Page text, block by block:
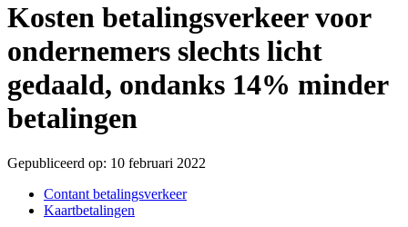
Kosten betalingsverkeer voor
ondernemers slechts licht
gedaald, ondanks 14% minder
betalingen
Gepubliceerd op: 10 februari 2022
Contant betalingsverkeer
Kaartbetalingen